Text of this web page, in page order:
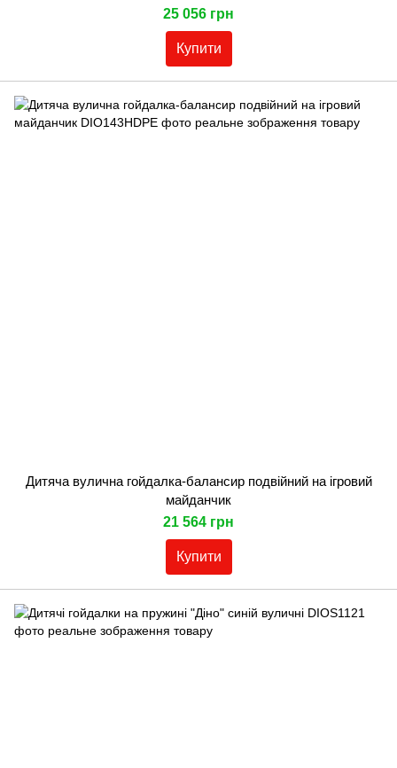
25 056 грн
Купити
Дитяча вулична гойдалка-балансир подвійний на ігровий
майданчик
21 564 грн
Купити